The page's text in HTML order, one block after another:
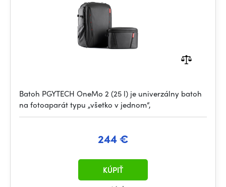
Batoh PGYTECH OneMo 2 (25 l) je univerzálny batoh
na fotoaparát typu „všetko v jednom“,
244 €
KÚPIŤ